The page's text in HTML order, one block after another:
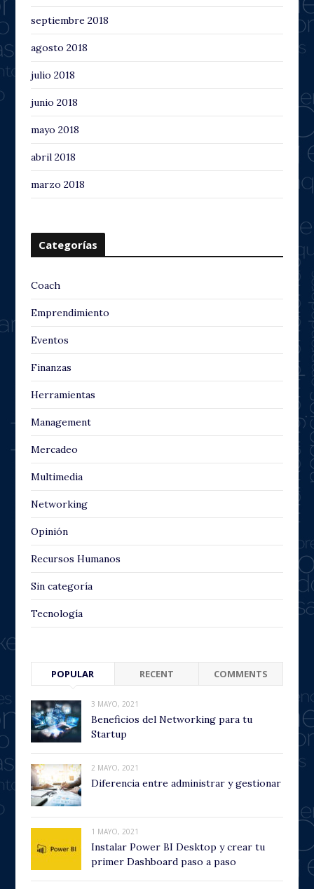
septiembre 2018
agosto 2018
julio 2018
junio 2018
mayo 2018
abril 2018
marzo 2018
Categorías
Coach
Emprendimiento
Eventos
Finanzas
Herramientas
Management
Mercadeo
Multimedia
Networking
Opinión
Recursos Humanos
Sin categoría
Tecnología
POPULAR RECENT COMMENTS
3 MAYO, 2021
Beneficios del Networking para tu
Startup
2 MAYO, 2021
Diferencia entre administrar y gestionar
1 MAYO, 2021
Instalar Power BI Desktop y crear tu
primer Dashboard paso a paso